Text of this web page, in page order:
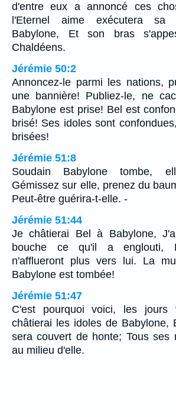
d'entre eux a annoncé ces
l'Eternel aime exécutera sa
Babylone, Et son bras
Chaldéens.
Jérémie 50:2
Annoncez-le parmi les nations,
une bannière! Publiez-le, ne
Babylone est prise! Bel est
brisé! Ses idoles sont
brisées!
Jérémie 51:8
Soudain Babylone tombe,
Gémissez sur elle, prenez du
Peut-être guérira-t-elle. -
Jérémie 51:44
Je châtierai Bel à Babylone,
bouche ce qu'il a englouti,
n'afflueront plus vers lui. La
Babylone est tombée!
Jérémie 51:47
C'est pourquoi voici, les jours
châtierai les idoles de Babylone,
sera couvert de honte; Tous ses
au milieu d'elle.